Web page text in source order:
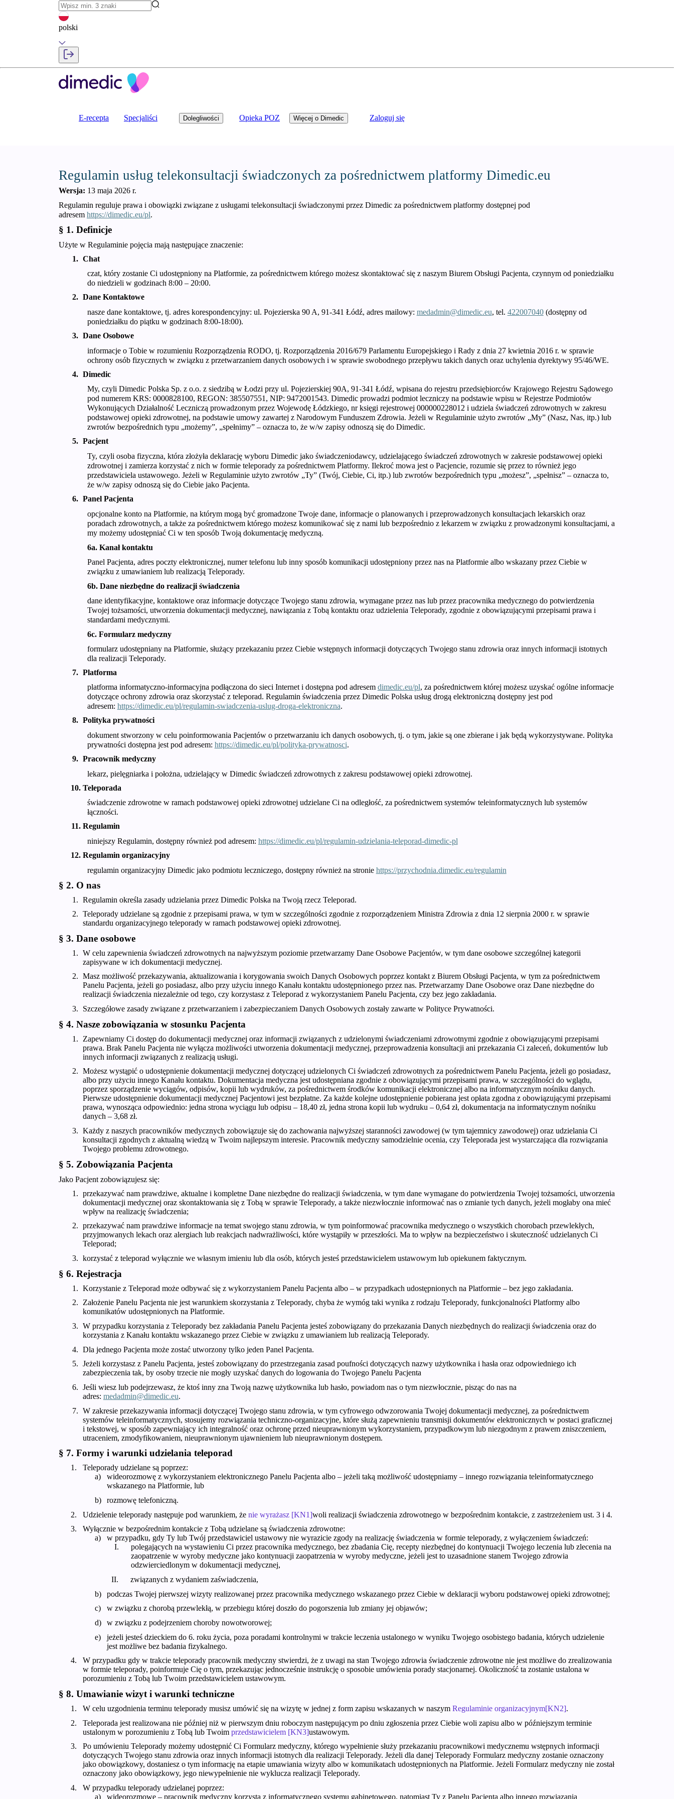
polski
E-recepta Specjaliści Dolegliwości Opieka POZ Więcej o Dimedic Zaloguj się
Regulamin usług telekonsultacji świadczonych za pośrednictwem platformy Dimedic.eu
Wersja: 13 maja 2026 r.
Regulamin reguluje prawa i obowiązki związane z usługami telekonsultacji świadczonymi przez Dimedic za pośrednictwem platformy dostępnej pod
adresem https://dimedic.eu/pl.
§ 1. Definicje
Użyte w Regulaminie pojęcia mają następujące znaczenie:
Chat
czat, który zostanie Ci udostępniony na Platformie, za pośrednictwem którego możesz skontaktować się z naszym Biurem Obsługi Pacjenta, czynnym od poniedziałku
do niedzieli w godzinach 8:00 – 20:00.
Dane Kontaktowe
nasze dane kontaktowe, tj. adres korespondencyjny: ul. Pojezierska 90 A, 91-341 Łódź, adres mailowy: medadmin@dimedic.eu, tel. 422007040 (dostępny od
poniedziałku do piątku w godzinach 8:00-18:00).
Dane Osobowe
informacje o Tobie w rozumieniu Rozporządzenia RODO, tj. Rozporządzenia 2016/679 Parlamentu Europejskiego i Rady z dnia 27 kwietnia 2016 r. w sprawie
ochrony osób fizycznych w związku z przetwarzaniem danych osobowych i w sprawie swobodnego przepływu takich danych oraz uchylenia dyrektywy 95/46/WE.
Dimedic
My, czyli Dimedic Polska Sp. z o.o. z siedzibą w Łodzi przy ul. Pojezierskiej 90A, 91-341 Łódź, wpisana do rejestru przedsiębiorców Krajowego Rejestru Sądowego
pod numerem KRS: 0000828100, REGON: 385507551, NIP: 9472001543. Dimedic prowadzi podmiot leczniczy na podstawie wpisu w Rejestrze Podmiotów
Wykonujących Działalność Leczniczą prowadzonym przez Wojewodę Łódzkiego, nr księgi rejestrowej 000000228012 i udziela świadczeń zdrowotnych w zakresu
podstawowej opieki zdrowotnej, na podstawie umowy zawartej z Narodowym Funduszem Zdrowia. Jeżeli w Regulaminie użyto zwrotów „My” (Nasz, Nas, itp.) lub
zwrotów bezpośrednich typu „możemy”, „spełnimy” – oznacza to, że w/w zapisy odnoszą się do Dimedic.
Pacjent
Ty, czyli osoba fizyczna, która złożyła deklarację wyboru Dimedic jako świadczeniodawcy, udzielającego świadczeń zdrowotnych w zakresie podstawowej opieki
zdrowotnej i zamierza korzystać z nich w formie teleporady za pośrednictwem Platformy. Ilekroć mowa jest o Pacjencie, rozumie się przez to również jego
przedstawiciela ustawowego. Jeżeli w Regulaminie użyto zwrotów „Ty” (Twój, Ciebie, Ci, itp.) lub zwrotów bezpośrednich typu „możesz”, „spełnisz” – oznacza to,
że w/w zapisy odnoszą się do Ciebie jako Pacjenta.
Panel Pacjenta
opcjonalne konto na Platformie, na którym mogą być gromadzone Twoje dane, informacje o planowanych i przeprowadzonych konsultacjach lekarskich oraz
poradach zdrowotnych, a także za pośrednictwem którego możesz komunikować się z nami lub bezpośrednio z lekarzem w związku z prowadzonymi konsultacjami, a
my możemy udostępniać Ci w ten sposób Twoją dokumentację medyczną.
6a. Kanał kontaktu
Panel Pacjenta, adres poczty elektronicznej, numer telefonu lub inny sposób komunikacji udostępniony przez nas na Platformie albo wskazany przez Ciebie w
związku z umawianiem lub realizacją Teleporady.
6b. Dane niezbędne do realizacji świadczenia
dane identyfikacyjne, kontaktowe oraz informacje dotyczące Twojego stanu zdrowia, wymagane przez nas lub przez pracownika medycznego do potwierdzenia
Twojej tożsamości, utworzenia dokumentacji medycznej, nawiązania z Tobą kontaktu oraz udzielenia Teleporady, zgodnie z obowiązującymi przepisami prawa i
standardami medycznymi.
6c. Formularz medyczny
formularz udostępniany na Platformie, służący przekazaniu przez Ciebie wstępnych informacji dotyczących Twojego stanu zdrowia oraz innych informacji istotnych
dla realizacji Teleporady.
Platforma
platforma informatyczno-informacyjna podłączona do sieci Internet i dostępna pod adresem dimedic.eu/pl, za pośrednictwem której możesz uzyskać ogólne informacje
dotyczące ochrony zdrowia oraz skorzystać z teleporad. Regulamin świadczenia przez Dimedic Polska usług drogą elektroniczną dostępny jest pod
adresem: https://dimedic.eu/pl/regulamin-swiadczenia-uslug-droga-elektroniczna.
Polityka prywatności
dokument stworzony w celu poinformowania Pacjentów o przetwarzaniu ich danych osobowych, tj. o tym, jakie są one zbierane i jak będą wykorzystywane. Polityka
prywatności dostępna jest pod adresem: https://dimedic.eu/pl/polityka-prywatnosci.
Pracownik medyczny
lekarz, pielęgniarka i położna, udzielający w Dimedic świadczeń zdrowotnych z zakresu podstawowej opieki zdrowotnej.
Teleporada
świadczenie zdrowotne w ramach podstawowej opieki zdrowotnej udzielane Ci na odległość, za pośrednictwem systemów teleinformatycznych lub systemów
łączności.
Regulamin
niniejszy Regulamin, dostępny również pod adresem: https://dimedic.eu/pl/regulamin-udzielania-teleporad-dimedic-pl
Regulamin organizacyjny
regulamin organizacyjny Dimedic jako podmiotu leczniczego, dostępny również na stronie https://przychodnia.dimedic.eu/regulamin
§ 2. O nas
Regulamin określa zasady udzielania przez Dimedic Polska na Twoją rzecz Teleporad.
Teleporady udzielane są zgodnie z przepisami prawa, w tym w szczególności zgodnie z rozporządzeniem Ministra Zdrowia z dnia 12 sierpnia 2000 r. w sprawie
standardu organizacyjnego teleporady w ramach podstawowej opieki zdrowotnej.
§ 3. Dane osobowe
W celu zapewnienia świadczeń zdrowotnych na najwyższym poziomie przetwarzamy Dane Osobowe Pacjentów, w tym dane osobowe szczególnej kategorii
zapisywane w ich dokumentacji medycznej.
Masz możliwość przekazywania, aktualizowania i korygowania swoich Danych Osobowych poprzez kontakt z Biurem Obsługi Pacjenta, w tym za pośrednictwem
Panelu Pacjenta, jeżeli go posiadasz, albo przy użyciu innego Kanału kontaktu udostępnionego przez nas. Przetwarzamy Dane Osobowe oraz Dane niezbędne do
realizacji świadczenia niezależnie od tego, czy korzystasz z Teleporad z wykorzystaniem Panelu Pacjenta, czy bez jego zakładania.
Szczegółowe zasady związane z przetwarzaniem i zabezpieczaniem Danych Osobowych zostały zawarte w Polityce Prywatności.
§ 4. Nasze zobowiązania w stosunku Pacjenta
Zapewniamy Ci dostęp do dokumentacji medycznej oraz informacji związanych z udzielonymi świadczeniami zdrowotnymi zgodnie z obowiązującymi przepisami
prawa. Brak Panelu Pacjenta nie wyłącza możliwości utworzenia dokumentacji medycznej, przeprowadzenia konsultacji ani przekazania Ci zaleceń, dokumentów lub
innych informacji związanych z realizacją usługi.
Możesz wystąpić o udostępnienie dokumentacji medycznej dotyczącej udzielonych Ci świadczeń zdrowotnych za pośrednictwem Panelu Pacjenta, jeżeli go posiadasz,
albo przy użyciu innego Kanału kontaktu. Dokumentacja medyczna jest udostępniana zgodnie z obowiązującymi przepisami prawa, w szczególności do wglądu,
poprzez sporządzenie wyciągów, odpisów, kopii lub wydruków, za pośrednictwem środków komunikacji elektronicznej albo na informatycznym nośniku danych.
Pierwsze udostępnienie dokumentacji medycznej Pacjentowi jest bezpłatne. Za każde kolejne udostępnienie pobierana jest opłata zgodna z obowiązującymi przepisami
prawa, wynosząca odpowiednio: jedna strona wyciągu lub odpisu – 18,40 zł, jedna strona kopii lub wydruku – 0,64 zł, dokumentacja na informatycznym nośniku
danych – 3,68 zł.
Każdy z naszych pracowników medycznych zobowiązuje się do zachowania najwyższej staranności zawodowej (w tym tajemnicy zawodowej) oraz udzielania Ci
konsultacji zgodnych z aktualną wiedzą w Twoim najlepszym interesie. Pracownik medyczny samodzielnie ocenia, czy Teleporada jest wystarczająca dla rozwiązania
Twojego problemu zdrowotnego.
§ 5. Zobowiązania Pacjenta
Jako Pacjent zobowiązujesz się:
przekazywać nam prawdziwe, aktualne i kompletne Dane niezbędne do realizacji świadczenia, w tym dane wymagane do potwierdzenia Twojej tożsamości, utworzenia
dokumentacji medycznej oraz skontaktowania się z Tobą w sprawie Teleporady, a także niezwłocznie informować nas o zmianie tych danych, jeżeli mogłaby ona mieć
wpływ na realizację świadczenia;
przekazywać nam prawdziwe informacje na temat swojego stanu zdrowia, w tym poinformować pracownika medycznego o wszystkich chorobach przewlekłych,
przyjmowanych lekach oraz alergiach lub reakcjach nadwrażliwości, które wystąpiły w przeszłości. Ma to wpływ na bezpieczeństwo i skuteczność udzielanych Ci
Teleporad;
korzystać z teleporad wyłącznie we własnym imieniu lub dla osób, których jesteś przedstawicielem ustawowym lub opiekunem faktycznym.
§ 6. Rejestracja
Korzystanie z Teleporad może odbywać się z wykorzystaniem Panelu Pacjenta albo – w przypadkach udostępnionych na Platformie – bez jego zakładania.
Założenie Panelu Pacjenta nie jest warunkiem skorzystania z Teleporady, chyba że wymóg taki wynika z rodzaju Teleporady, funkcjonalności Platformy albo
komunikatów udostępnionych na Platformie.
W przypadku korzystania z Teleporady bez zakładania Panelu Pacjenta jesteś zobowiązany do przekazania Danych niezbędnych do realizacji świadczenia oraz do
korzystania z Kanału kontaktu wskazanego przez Ciebie w związku z umawianiem lub realizacją Teleporady.
Dla jednego Pacjenta może zostać utworzony tylko jeden Panel Pacjenta.
Jeżeli korzystasz z Panelu Pacjenta, jesteś zobowiązany do przestrzegania zasad poufności dotyczących nazwy użytkownika i hasła oraz odpowiedniego ich
zabezpieczenia tak, by osoby trzecie nie mogły uzyskać danych do logowania do Twojego Panelu Pacjenta
Jeśli wiesz lub podejrzewasz, że ktoś inny zna Twoją nazwę użytkownika lub hasło, powiadom nas o tym niezwłocznie, pisząc do nas na
adres: medadmin@dimedic.eu.
W zakresie przekazywania informacji dotyczącej Twojego stanu zdrowia, w tym cyfrowego odwzorowania Twojej dokumentacji medycznej, za pośrednictwem
systemów teleinformatycznych, stosujemy rozwiązania techniczno-organizacyjne, które służą zapewnieniu transmisji dokumentów elektronicznych w postaci graficznej
i tekstowej, w sposób zapewniający ich integralność oraz ochronę przed nieuprawnionym wykorzystaniem, przypadkowym lub niezgodnym z prawem zniszczeniem,
utraceniem, zmodyfikowaniem, nieuprawnionym ujawnieniem lub nieuprawnionym dostępem.
§ 7. Formy i warunki udzielania teleporad
Teleporady udzielane są poprzez:
wideorozmowę z wykorzystaniem elektronicznego Panelu Pacjenta albo – jeżeli taką możliwość udostępniamy – innego rozwiązania teleinformatycznego
wskazanego na Platformie, lub
rozmowę telefoniczną.
Udzielenie teleporady następuje pod warunkiem, że nie wyrażasz [KN1]woli realizacji świadczenia zdrowotnego w bezpośrednim kontakcie, z zastrzeżeniem ust. 3 i 4.
Wyłącznie w bezpośrednim kontakcie z Tobą udzielane są świadczenia zdrowotne:
w przypadku, gdy Ty lub Twój przedstawiciel ustawowy nie wyrazicie zgody na realizację świadczenia w formie teleporady, z wyłączeniem świadczeń:
polegających na wystawieniu Ci przez pracownika medycznego, bez zbadania Cię, recepty niezbędnej do kontynuacji Twojego leczenia lub zlecenia na
zaopatrzenie w wyroby medyczne jako kontynuacji zaopatrzenia w wyroby medyczne, jeżeli jest to uzasadnione stanem Twojego zdrowia
odzwierciedlonym w dokumentacji medycznej,
związanych z wydaniem zaświadczenia,
podczas Twojej pierwszej wizyty realizowanej przez pracownika medycznego wskazanego przez Ciebie w deklaracji wyboru podstawowej opieki zdrowotnej;
w związku z chorobą przewlekłą, w przebiegu której doszło do pogorszenia lub zmiany jej objawów;
w związku z podejrzeniem choroby nowotworowej;
jeżeli jesteś dzieckiem do 6. roku życia, poza poradami kontrolnymi w trakcie leczenia ustalonego w wyniku Twojego osobistego badania, których udzielenie
jest możliwe bez badania fizykalnego.
W przypadku gdy w trakcie teleporady pracownik medyczny stwierdzi, że z uwagi na stan Twojego zdrowia świadczenie zdrowotne nie jest możliwe do zrealizowania
w formie teleporady, poinformuje Cię o tym, przekazując jednocześnie instrukcję o sposobie umówienia porady stacjonarnej. Okoliczność ta zostanie ustalona w
porozumieniu z Tobą lub Twoim przedstawicielem ustawowym.
§ 8. Umawianie wizyt i warunki techniczne
W celu uzgodnienia terminu teleporady musisz umówić się na wizytę w jednej z form zapisu wskazanych w naszym Regulaminie organizacyjnym[KN2].
Teleporada jest realizowana nie później niż w pierwszym dniu roboczym następującym po dniu zgłoszenia przez Ciebie woli zapisu albo w późniejszym terminie
ustalonym w porozumieniu z Tobą lub Twoim przedstawicielem [KN3]ustawowym.
Po umówieniu Teleporady możemy udostępnić Ci Formularz medyczny, którego wypełnienie służy przekazaniu pracownikowi medycznemu wstępnych informacji
dotyczących Twojego stanu zdrowia oraz innych informacji istotnych dla realizacji Teleporady. Jeżeli dla danej Teleporady Formularz medyczny zostanie oznaczony
jako obowiązkowy, dostaniesz o tym informację na etapie umawiania wizyty albo w komunikatach udostępnionych na Platformie. Jeżeli Formularz medyczny nie został
oznaczony jako obowiązkowy, jego niewypełnienie nie wyklucza realizacji Teleporady.
W przypadku teleporady udzielanej poprzez:
wideorozmowę – pracownik medyczny korzysta z informatycznego systemu gabinetowego, natomiast Ty z Panelu Pacjenta albo innego rozwiązania